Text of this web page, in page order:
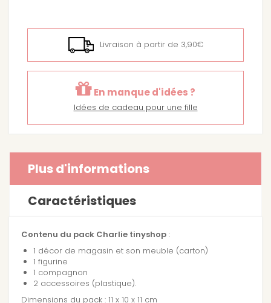
Livraison à partir de 3,90€
En manque d'idées ?
Idées de cadeau pour une fille
Plus d'informations
Caractéristiques
Contenu du pack Charlie tinyshop :
1 décor de magasin et son meuble (carton)
1 figurine
1 compagnon
2 accessoires (plastique).
Dimensions du pack : 11 x 10 x 11 cm